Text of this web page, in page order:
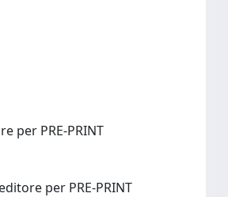
per PRE-PRINT
per PRE-PRINT